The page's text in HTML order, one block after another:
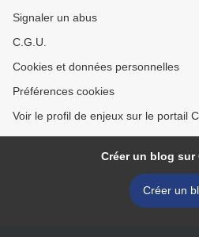
Signaler un abus
C.G.U.
Cookies et données personnelles
Préférences cookies
Voir le profil de enjeux sur le portail
Créer un blog sur
Créer un